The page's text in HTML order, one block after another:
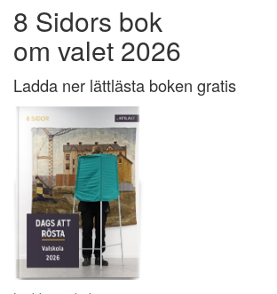
8 Sidors bok
om valet 2026
Ladda ner lättlästa boken gratis